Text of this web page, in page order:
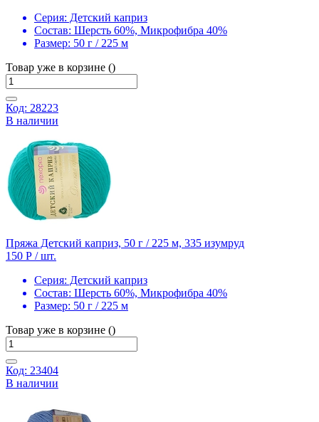
Серия: Детский каприз
Состав: Шерсть 60%, Микрофибра 40%
Размер: 50 г / 225 м
Товар уже в корзине ()
Код: 28223
В наличии
Пряжа Детский каприз, 50 г / 225 м, 335 изумруд
150 Р / шт.
Серия: Детский каприз
Состав: Шерсть 60%, Микрофибра 40%
Размер: 50 г / 225 м
Товар уже в корзине ()
Код: 23404
В наличии